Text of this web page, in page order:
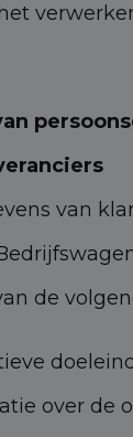
van
de
over de